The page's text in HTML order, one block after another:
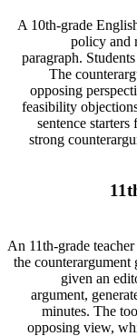
A 10th-grade
policy and
paragraph.
The
opposing
feasibility
sentence
strong
An 11th-grade
the counterargument
given an
argument,
minutes. The
opposing view,